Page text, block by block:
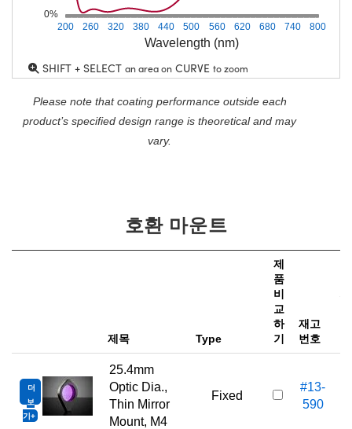
Wavelength (nm)
200 260 320 380 440 500 560 620 680 740 800
0%
SHIFT + SELECT an area on CURVE to zoom
Please note that coating performance outside each
product’s specified design range is theoretical and may
vary.
호환 마운트
제목 Type
제
품
비
교
하
기
재고
번호
더
보
기
25.4mm
Optic Dia.,
Thin Mirror
Mount, M4
Fixed
#13-
590